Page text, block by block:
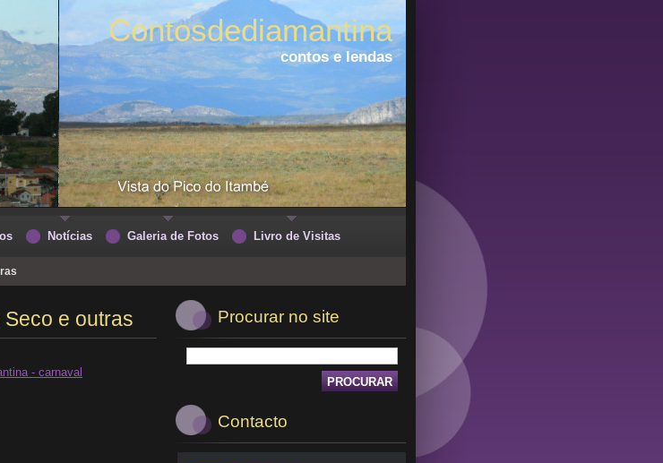
Contosdediamantina
contos e lendas
e outras
- carnaval
Procurar no site
Contacto
Notícias Galeria de Fotos Livro de Visitas